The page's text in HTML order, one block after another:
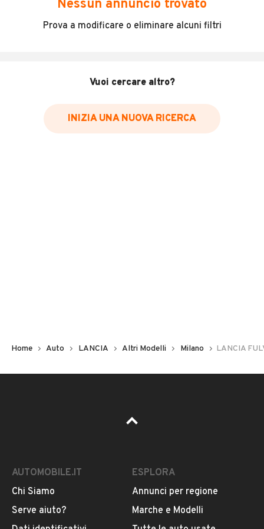
Incidenti in cui è stato coinvolto il veicolo
Data e luogo delle revisioni effettuate
Inserisci il numero di targa per verificare la disponibilità
Pubblicità
Nessun annuncio trovato
Prova a modificare o eliminare alcuni filtri
Vuoi cercare altro?
INIZIA UNA NUOVA RICERCA
Home Auto LANCIA Altri Modelli Milano LANCIA
AUTOMOBILE.IT
Chi Siamo
Serve aiuto?
ESPLORA
Annunci per regione
Marche e Modelli